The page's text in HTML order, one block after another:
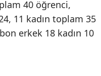
Kars
Kastamonu
40 öğrenci,
11 kadın toplam 35
erkek 18 kadın 10